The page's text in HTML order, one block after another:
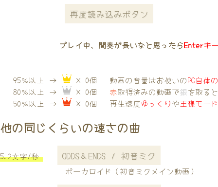
再度読み込みボタン
プレイ中、間奏が長いなと思ったらEnterキ
95％以上 →
× 0個
80％以上 →
× 0個
50％以上 →
× 0個
動画の音量はお使いのPC自体
赤取得済みの動画で銀を取る
再生速度ゆっくりや王様モー
他の同じくらいの速さの曲
5.2文字/秒 ODDS＆ENDS / 初音ミク
ボーカロイド（初音ミクメイン動画）